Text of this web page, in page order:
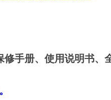
手册、使用说明书、